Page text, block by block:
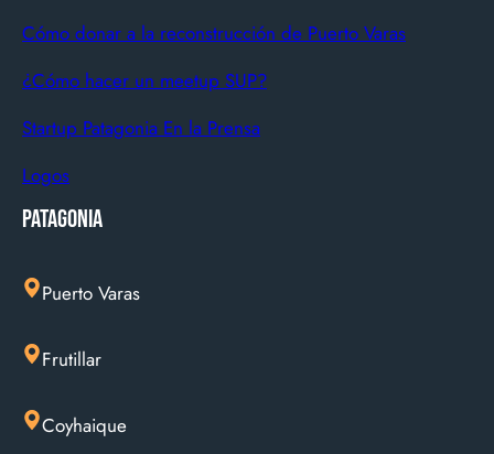
Cómo donar a la reconstrucción de Puerto Varas
¿Cómo hacer un meetup SUP?
Startup Patagonia En la Prensa
Logos
Patagonia
Puerto Varas
Frutillar
Coyhaique